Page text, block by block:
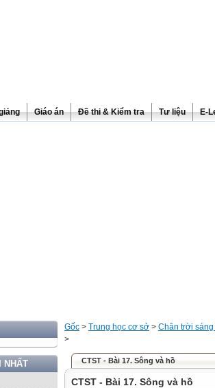
Giáo án Đề thi & Kiểm tra Tư liệu E-
NHẤT
Gốc > Trung học cơ sở > Chân trời sáng
>
CTST - Bài 17. Sông và hồ
CTST - Bài 17. Sông và hồ